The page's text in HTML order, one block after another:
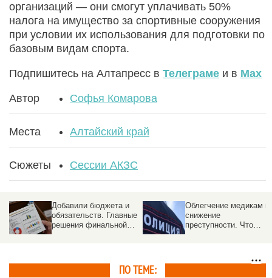
организаций — они смогут уплачивать 50%
налога на имущество за спортивные сооружения
при условии их использования для подготовки по
базовым видам спорта.
Подпишитесь на Алтапресс в Телеграме и в Max
Автор Софья Комарова
Места Алтайский край
Сюжеты Сессии АКЗС
Добавили бюджета и
обязательств. Главные
решения финальной
Облегчение медикам и
снижение
преступности. Что
ПО ТЕМЕ: